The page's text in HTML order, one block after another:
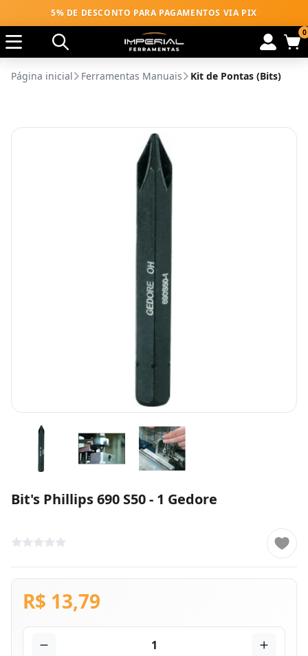
5% DE DESCONTO PARA PAGAMENTOS VIA PIX
0
Página inicial Ferramentas Manuais Kit de Pontas (Bits)
Bit's Phillips 690 S50 - 1 Gedore
R$ 13,79
1